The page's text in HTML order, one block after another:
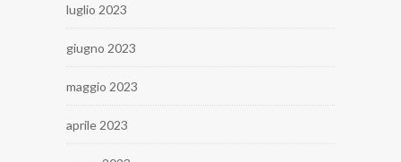
luglio 2023
giugno 2023
maggio 2023
aprile 2023